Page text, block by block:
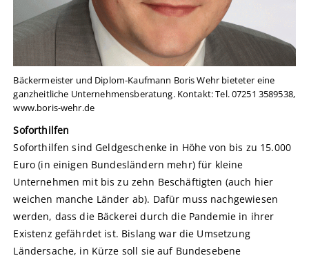
Bäckermeister und Diplom-Kaufmann Boris Wehr bieteter eine
ganzheitliche Unternehmensberatung. Kontakt: Tel. 07251 3589538,
www.boris-wehr.de
Soforthilfen
Soforthilfen sind Geldgeschenke in Höhe von bis zu 15.000
Euro (in einigen Bundesländern mehr) für kleine
Unternehmen mit bis zu zehn Beschäftigten (auch hier
weichen manche Länder ab). Dafür muss nachgewiesen
werden, dass die Bäckerei durch die Pandemie in ihrer
Existenz gefährdet ist. Bislang war die Umsetzung
Ländersache, in Kürze soll sie auf Bundesebene